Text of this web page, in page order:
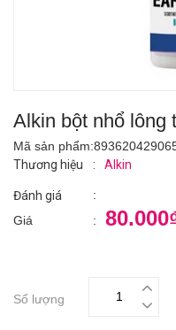
Alkin bột nhổ lông
Mã sản phẩm:
Thương hiệu
: Alkin
Đánh giá
:
Giá
:
Số lượng